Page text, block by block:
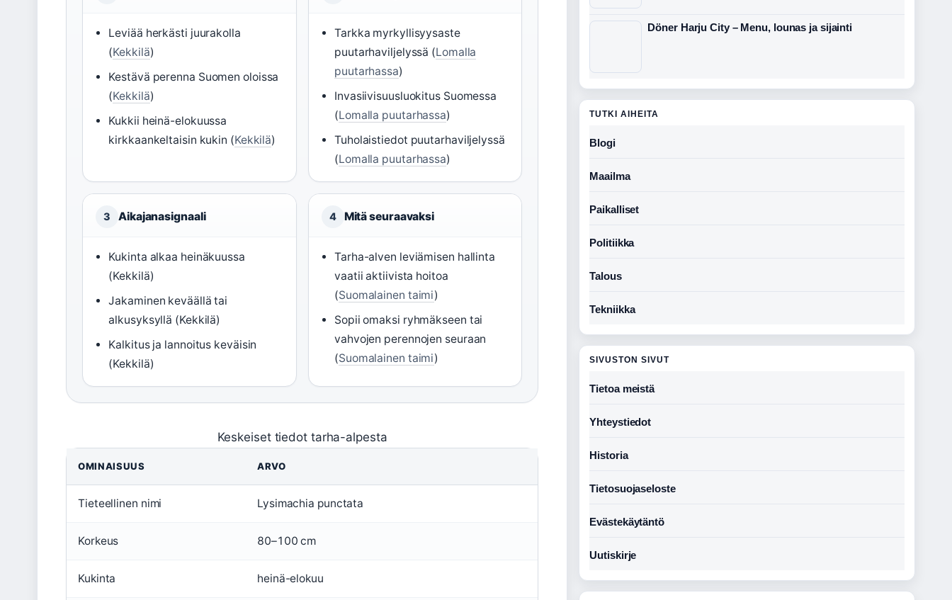
Leviää herkästi juurakolla
(Kekkilä)
Kestävä perenna Suomen oloissa
(Kekkilä)
Kukkii heinä-elokuussa
kirkkaankeltaisin kukin (Kekkilä)
Tarkka myrkyllisyysaste
puutarhaviljelyssä (Lomalla
puutarhassa)
Invasiivisuusluokitus Suomessa
(Lomalla puutarhassa)
Tuholaistiedot puutarhaviljelyssä
(Lomalla puutarhassa)
3 Aikajanasignaali
Kukinta alkaa heinäkuussa
(Kekkilä)
Jakaminen keväällä tai
alkusyksyllä (Kekkilä)
Kalkitus ja lannoitus keväisin
(Kekkilä)
4 Mitä seuraavaksi
Tarha-alven leviämisen hallinta
vaatii aktiivista hoitoa
(Suomalainen taimi)
Sopii omaksi ryhmäkseen tai
vahvojen perennojen seuraan
(Suomalainen taimi)
Keskeiset tiedot tarha-alpesta
OMINAISUUS ARVO
Tieteellinen nimi Lysimachia punctata
Korkeus 80–100 cm
Kukinta heinä-elokuu
Döner Harju City – Menu, lounas ja sijainti
TUTKI AIHEITA
Blogi
Maailma
Paikalliset
Politiikka
Talous
Tekniikka
SIVUSTON SIVUT
Tietoa meistä
Yhteystiedot
Historia
Tietosuojaseloste
Evästekäytäntö
Uutiskirje